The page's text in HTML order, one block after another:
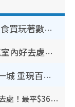
【8月生日優惠2026】全港85大食買玩著數攻略 自助餐/火鍋放題同行免費＋誠品/DONKI送現金券
香港室內好去處｜逾35大歎冷氣室內好去處推介 室內活動免費避雨無懼落雨
小熊維尼100週年快閃店登陸又一城 重現百畝森林經典場景／獨家限定盲盒登場／專屬DIY香水
唱K推介2026︱全港13大卡啦OK好去處！最平$36起 日文K都有！(附地址+收費詳情)